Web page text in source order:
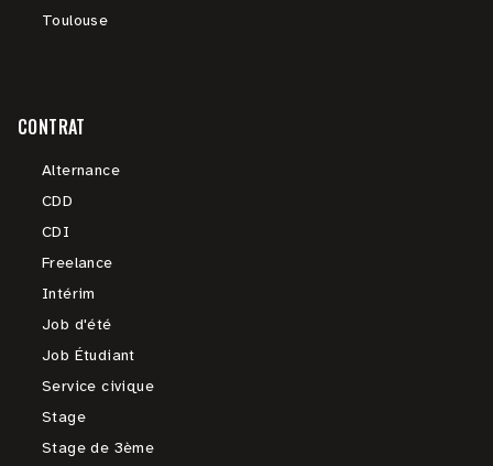
Toulouse
CONTRAT
Alternance
CDD
CDI
Freelance
Intérim
Job d'été
Job Étudiant
Service civique
Stage
Stage de 3ème